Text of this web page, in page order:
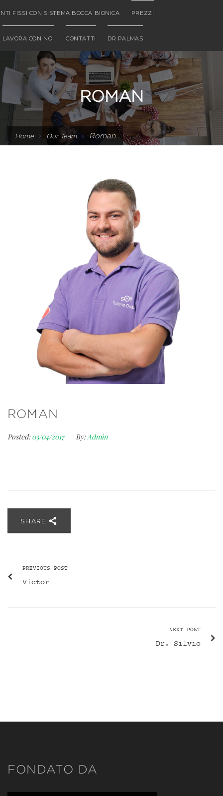
FISSI CON SISTEMA BOCCA BIONICA PREZZI
LAVORA CON NOI CONTATTI DR PALMAS
ROMAN
Home Our Team Roman
ROMAN
Posted: 03/04/2017 By:Admin
SHARE
PREVIOUS POST
Victor
NEXT POST
Dr. Silvio
FONDATO DA